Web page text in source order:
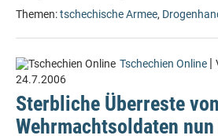
Themen:tschechische Armee,
Tschechien Online |
24.7.2006
Sterbliche Überreste von
Wehrmachtsoldaten